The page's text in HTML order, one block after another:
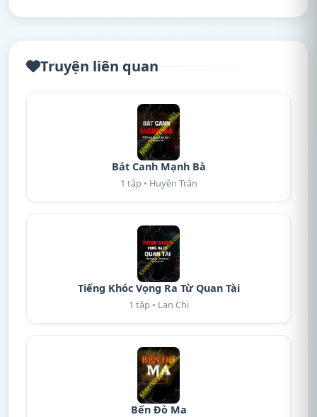
Truyện liên quan
Bát Canh Mạnh Bà
1 tập • Huyền Trân
Tiếng Khóc Vọng Ra Từ Quan Tài
1 tập • Lan Chi
Bến Đò Ma